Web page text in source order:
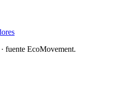
· fuente EcoMovement.